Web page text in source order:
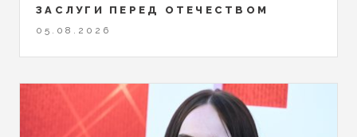
ЗАСЛУГИ ПЕРЕД ОТЕЧЕСТВОМ
05.08.2026